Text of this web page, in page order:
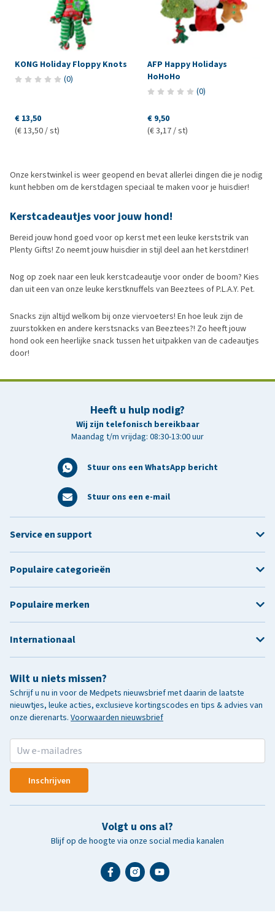
KONG Holiday Floppy Knots
(0)
€ 13,50
(€ 13,50 / st)
AFP Happy Holidays
HoHoHo
(0)
€ 9,50
(€ 3,17 / st)
Onze kerstwinkel is weer geopend en bevat allerlei dingen die je nodig
kunt hebben om de kerstdagen speciaal te maken voor je huisdier!
Kerstcadeautjes voor jouw hond!
Bereid jouw hond goed voor op kerst met een leuke kerststrik van
Plenty Gifts! Zo neemt jouw huisdier in stijl deel aan het kerstdiner!
Nog op zoek naar een leuk kerstcadeautje voor onder de boom? Kies
dan uit een van onze leuke kerstknuffels van Beeztees of P.L.A.Y. Pet.
Snacks zijn altijd welkom bij onze viervoeters! En hoe leuk zijn de
zuurstokken en andere kerstsnacks van Beeztees?! Zo heeft jouw
hond ook een heerlijke snack tussen het uitpakken van de cadeautjes
door!
Heeft u hulp nodig?
Wij zijn telefonisch bereikbaar
Maandag t/m vrijdag: 08:30-13:00 uur
Stuur ons een WhatsApp bericht
Stuur ons een e-mail
Wilt u niets missen?
Schrijf u nu in voor de Medpets nieuwsbrief met daarin de laatste
nieuwtjes, leuke acties, exclusieve kortingscodes en tips & advies van
onze dierenarts. Voorwaarden nieuwsbrief
Inschrijven
Volgt u ons al?
Blijf op de hoogte via onze social media kanalen
Service en support
Populaire categorieën
Populaire merken
Internationaal